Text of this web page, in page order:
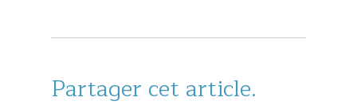
Partager cet article.